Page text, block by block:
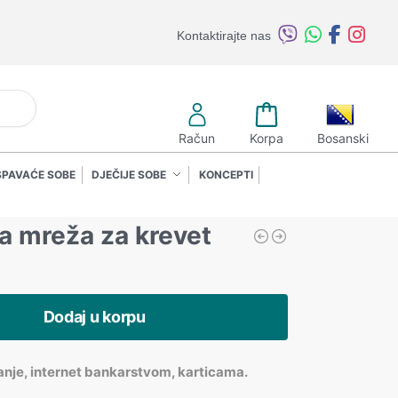
Kontaktirajte nas
Račun Korpa Bosanski
SOBE DJEČIJE SOBE KONCEPTI
mreža za krevet
Dodaj u korpu
internet bankarstvom, karticama.